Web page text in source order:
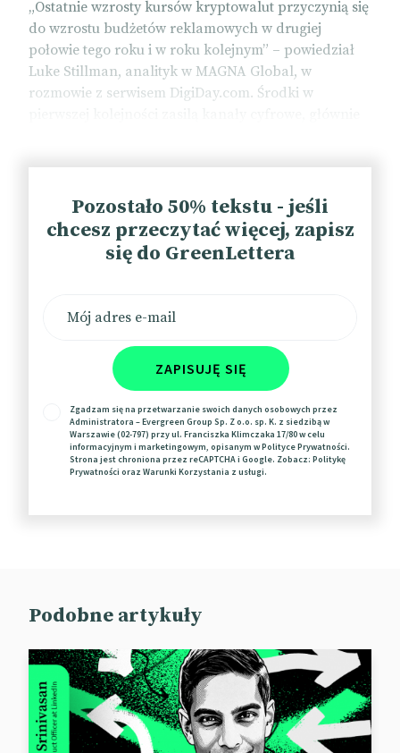
„Ostatnie wzrosty kursów kryptowalut przyczynią się
do wzrostu budżetów reklamowych w drugiej
połowie tego roku i w roku kolejnym” – powiedział
Luke Stillman, analityk w MAGNA Global, w
rozmowie z serwisem DigiDay.com. Środki w
DigiDay
Elon Musk, właściciel X (ex-Twitter), zapowiedział
podjęcie kroków prawnych przeciwko
reklamodawcom, którzy ogłosili bojkot jego serwisu
społecznościowego. Chodzi o firmy zrzeszone w
ramach inicjatywy Global Alliance for Responsible
Media (GARM), która stawia sobie za cel
zapobieganie szkodliwym treściom w mediach
cyfrowych.
dolarów. Jeśli jesteś odcięty od tych wpływów,
które utrzymuje się z reklam”.
📰Social Media Today
📰X
Pozostało 50% tekstu - jeśli
chcesz przeczytać więcej, zapisz
się do GreenLettera
ZAPISUJĘ SIĘ
Zgadzam się na przetwarzanie swoich danych osobowych przez
Administratora – Evergreen Group Sp. Z o.o. sp. K. z siedzibą w
Warszawie (02-797) przy ul. Franciszka Klimczaka 17/80 w celu
informacyjnym i marketingowym, opisanym wPolityce Prywatności.
Strona jest chroniona przez reCAPTCHA i Google. Zobacz: Politykę
Prywatności oraz Warunki Korzystania z usługi.
Podobne artykuły